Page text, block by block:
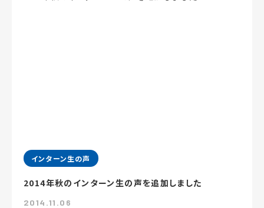
インターン生の声
2014年秋のインターン生の声を追加しました
2014.11.06